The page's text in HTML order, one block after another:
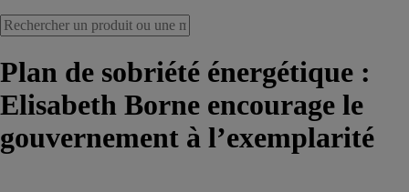
Plan de sobriété énergétique :
Elisabeth Borne encourage le
gouvernement à l’exemplarité